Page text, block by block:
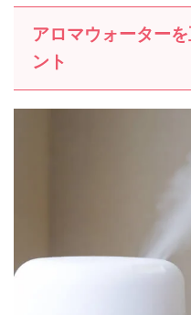
アロマウォーター
ント